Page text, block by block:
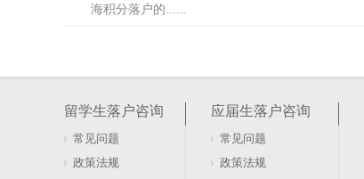
海积分落户的......
很多人盯着社保和劳动合同，以为这是办证的硬
本与租赁......
软考证书能否用于上海居住证积分落户办理
留学生落户咨询
常见问题
政策法规
应届生落户咨询
常见问题
政策法规